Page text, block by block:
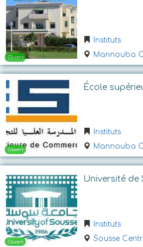
Ouvert
Ouvert
Instituts
Mannouba
École
Instituts
Mannouba
Université de
Instituts
Sousse